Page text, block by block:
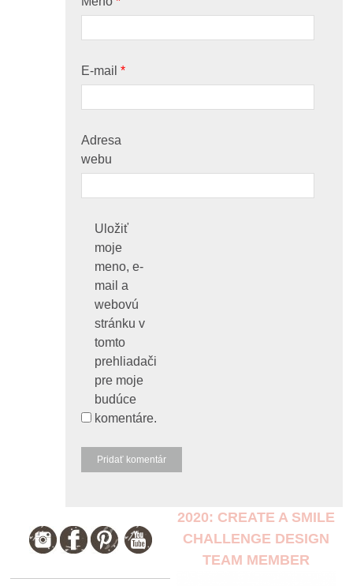
E-mail*
Adresa
webu
Uložiť
moje
meno, e-
mail a
webovú
stránku v
tomto
prehliadači
pre moje
budúce
komentáre.
2020: CREATE A SMILE
CHALLENGE DESIGN
TEAM MEMBER